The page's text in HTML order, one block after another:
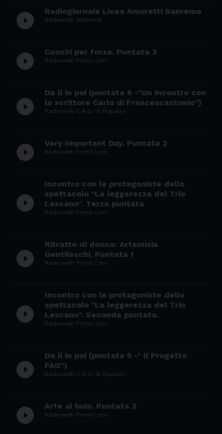
play_circle_filled Radiogiornale Liceo Amoretti Sanremo
Radioweb Amoretti
play_circle_filled Cuochi per forza. Puntata 3
Radioweb Primo Levi
play_circle_filled
Da lì in poi (puntata 6 -"Un incontro con
lo scrittore Carlo di Francescantonio")
Radioweb C.A.G. di Rapallo
play_circle_filled Very Important Day. Puntata 2
Radioweb Primo Levi
play_circle_filled
Incontro con le protagoniste dello
spettacolo "La leggerezza del Trio
Lescano". Terza puntata
Radioweb Primo Levi
play_circle_filled
Ritratto di donna: Artemisia
Gentileschi. Puntata 1
Radioweb Primo Levi
play_circle_filled
Incontro con le protagoniste dello
spettacolo "La leggerezza del Trio
Lescano". Seconda puntata.
Radioweb Primo Levi
play_circle_filled
Da lì in poi (puntata 5 -" Il Progetto
FAG")
Radioweb C.A.G. di Rapallo
play_circle_filled Arte al buio. Puntata 2
Radioweb Primo Levi